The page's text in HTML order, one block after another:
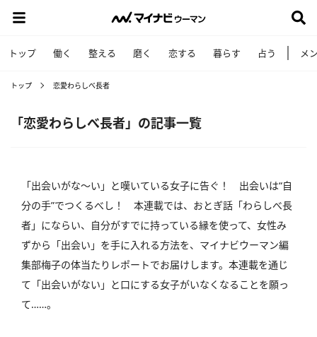
トップ 働く 整える 磨く 恋する 暮らす 占う メ
トップ 恋愛わらしべ長者
「恋愛わらしべ長者」の記事一覧
「出会いがな～い」と嘆いている女子に告ぐ！ 出会いは“自
分の手”でつくるべし！ 本連載では、おとぎ話「わらしべ長
者」にならい、自分がすでに持っている縁を使って、女性み
ずから「出会い」を手に入れる方法を、マイナビウーマン編
集部梅子の体当たりレポートでお届けします。本連載を通じ
て「出会いがない」と口にする女子がいなくなることを願っ
て……。